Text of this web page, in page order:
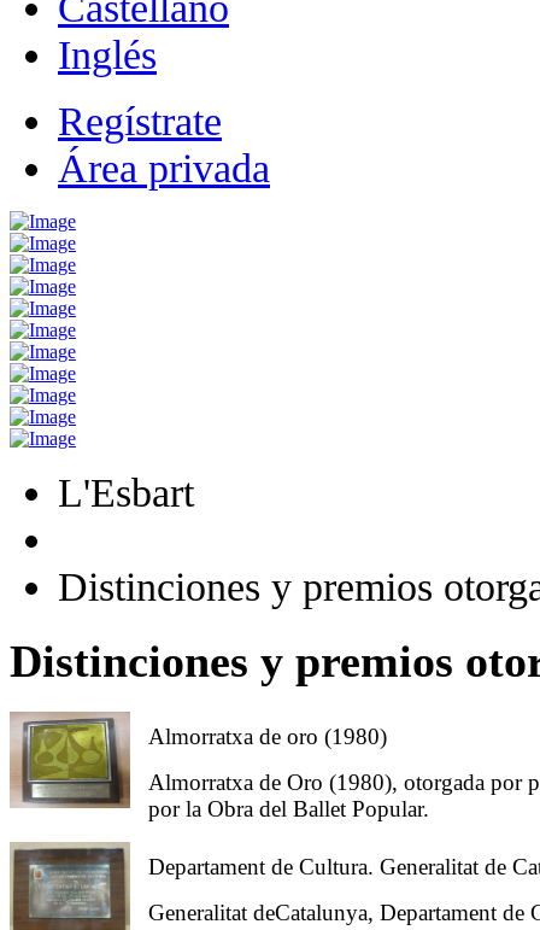
Inglés
Regístrate
Área privada
L'Esbart
Distinciones y premios
Distinciones y premios
Almorratxa de oro (1980)
Almorratxa de Oro (1980), otorgada por
por la Obra del Ballet Popular.
Departament de Cultura. Generalitat de
Generalitat deCatalunya, Departament